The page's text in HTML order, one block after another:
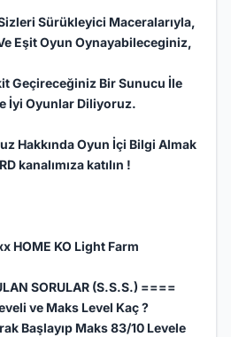
Sürükleyici Maceralarıyla,
Eşit Oyun Oynayabileceginiz,
Geçireceğiniz Bir Sunucu İle
İyi Oyunlar Diliyoruz.
Hakkında Oyun İçi Bilgi Almak
kanalımıza katılın !
HOME KO Light Farm
SORULAR (S.S.S.) ====
ve Maks Level Kaç ?
Başlayıp Maks 83/10 Levele